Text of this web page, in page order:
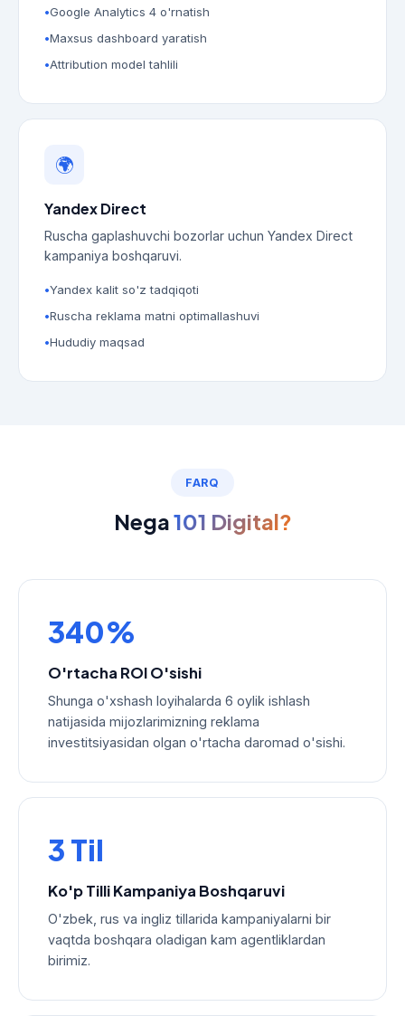
Google Analytics 4 o'rnatish
Maxsus dashboard yaratish
Attribution model tahlili
🌍
Yandex Direct
Ruscha gaplashuvchi bozorlar uchun Yandex Direct
kampaniya boshqaruvi.
Yandex kalit so'z tadqiqoti
Ruscha reklama matni optimallashuvi
Hududiy maqsad
FARQ
Nega101 Digital?
340%
O'rtacha ROI O'sishi
Shunga o'xshash loyihalarda 6 oylik ishlash
natijasida mijozlarimizning reklama
investitsiyasidan olgan o'rtacha daromad o'sishi.
3 Til
Ko'p Tilli Kampaniya Boshqaruvi
O'zbek, rus va ingliz tillarida kampaniyalarni bir
vaqtda boshqara oladigan kam agentliklardan
birimiz.